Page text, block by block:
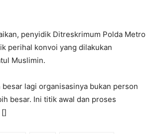
penyidik Ditreskrimum Polda Metro
perihal konvoi yang dilakukan
Muslimin.
besar lagi organisasinya bukan person
besar. Ini titik awal dan proses
[]